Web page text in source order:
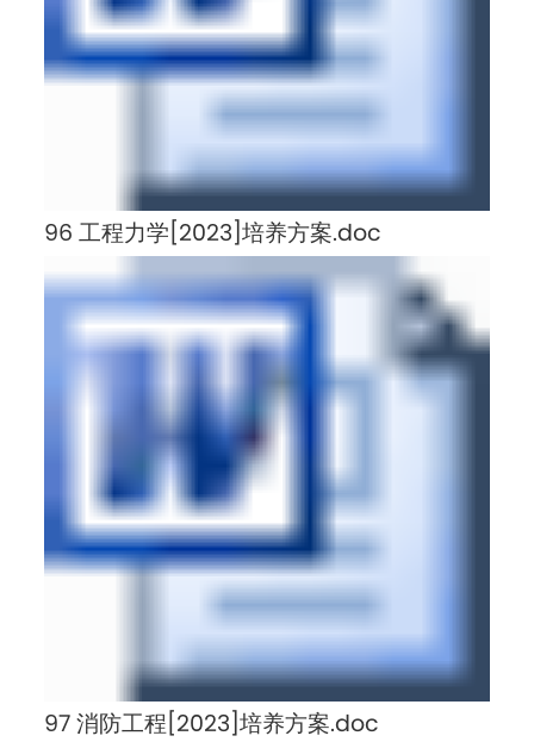
96 工程力学[2023]培养方案.doc
97 消防工程[2023]培养方案.doc